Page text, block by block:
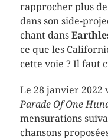
rapprocher plus
dans son side-
chant dans
ce que les
cette voie ? Il faut
Le 28 janvier
Parade Of One
mensurations
chansons